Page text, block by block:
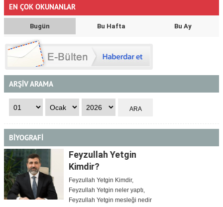
EN ÇOK OKUNANLAR
Bugün Bu Hafta Bu Ay
ARŞİV ARAMA
BİYOGRAFİ
Feyzullah Yetgin
Kimdir?
Feyzullah Yetgin Kimdir,
Feyzullah Yetgin neler yaptı,
Feyzullah Yetgin mesleği nedir